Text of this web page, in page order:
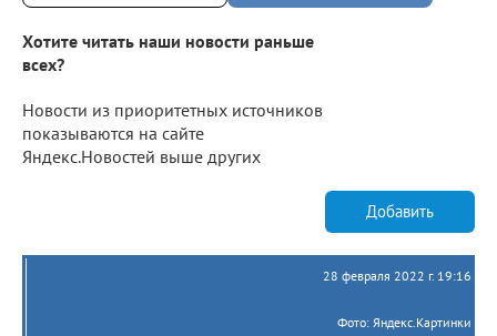
Хотите читать наши новости раньше
всех?
Новости из приоритетных источников
показываются на сайте
Яндекс.Новостей выше других
Добавить
28 февраля 2022 г. 19:16
Фото: Яндекс.Картинки